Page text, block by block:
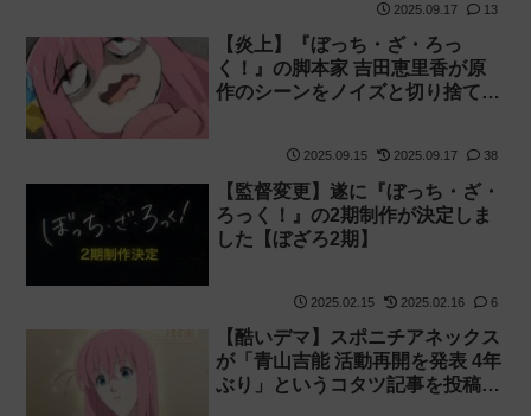
2025.09.17 13
【炎上】『ぼっち・ざ・ろっ
く！』の脚本家 吉田恵里香が原
作のシーンをノイズと切り捨て叩
2025.09.15 2025.09.17 38
【監督変更】遂に『ぼっち・ざ・
ろっく！』の2期制作が決定しま
した【ぼざろ2期】
2025.02.15 2025.02.16 6
【酷いデマ】スポニチアネックス
が「青山吉能 活動再開を発表 4年
ぶり」というコタツ記事を投稿→